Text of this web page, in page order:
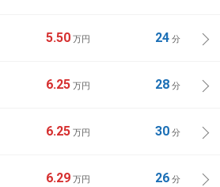
5.50 万円 24分
6.25 万円 28分
6.25 万円 30分
6.29 万円 26分